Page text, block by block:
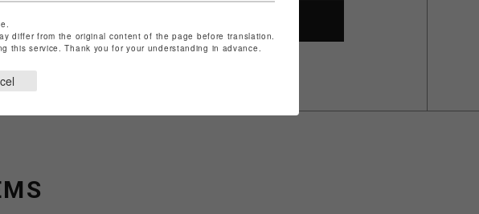
differ from the original content of the page before translation.
this service. Thank you for your understanding in advance.